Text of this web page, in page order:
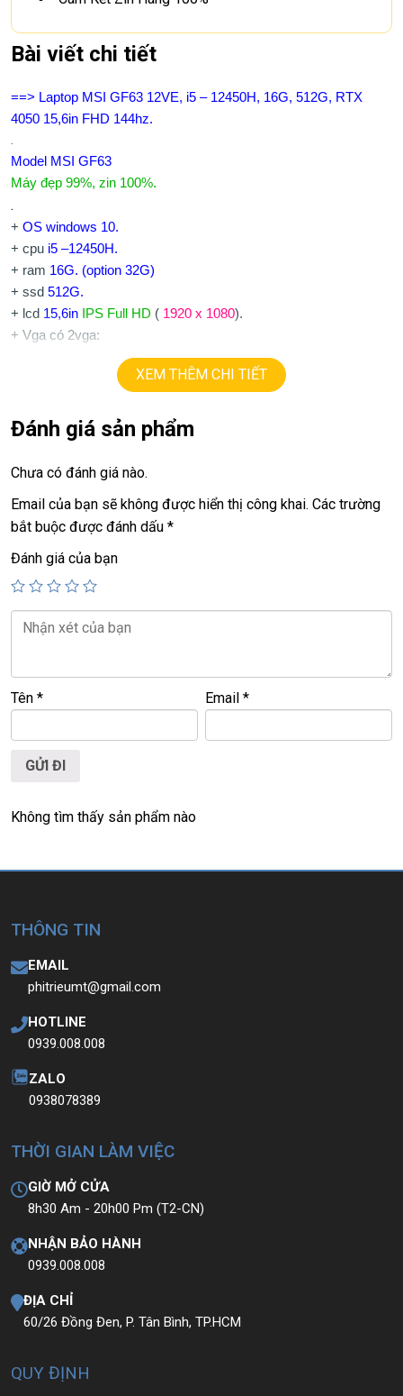
Bài viết chi tiết
==> Laptop MSI GF63 12VE, i5 – 12450H, 16G, 512G, RTX
4050 15,6in FHD 144hz.
.
Model MSI GF63
Máy đẹp 99%, zin 100%.
.
+ OS windows 10.
+ cpu i5 –12450H.
+ ram 16G. (option 32G)
+ ssd 512G.
+ lcd 15,6in IPS Full HD ( 1920 x 1080).
+ Vga có 2vga:
Nvidia RTX4050=6G.
+Pin 4h
Giá:16.9tr
💻LAPTOP TRIỀU PHÁT • UY TÍN • CHẤT LƯỢNG • GIÁ
TỐT💻
Hotline / Zalo:
Website: https://laptoptrieuphat.com
t chính hãng 100%
XEM THÊM CHI TIẾT
Đánh giá sản phẩm
Chưa có đánh giá nào.
Email của bạn sẽ không được hiển thị công khai. Các trường
bắt buộc được đánh dấu *
Đánh giá của bạn
Tên * Email*
Không tìm thấy sản phẩm nào
THÔNG TIN
EMAIL
phitrieumt@gmail.com
HOTLINE
0939.008.008
ZALO
0938078389
THỜI GIAN LÀM VIỆC
GIỜ MỞ CỬA
8h30 Am - 20h00 Pm (T2-CN)
NHẬN BẢO HÀNH
0939.008.008
ĐỊA CHỈ
60/26 Đồng Đen, P. Tân Bình, TP.HCM
QUY ĐỊNH